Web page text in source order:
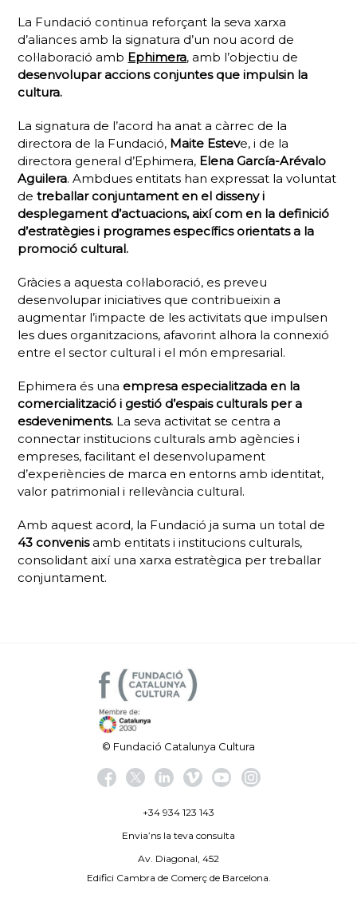
La Fundació continua reforçant la seva xarxa
d’aliances amb la signatura d’un nou acord de
col·laboració amb Ephimera, amb l’objectiu de
desenvolupar accions conjuntes que impulsin la
cultura.
La signatura de l’acord ha anat a càrrec de la
directora de la Fundació, Maite Esteve, i de la
directora general d’Ephimera, Elena García-Arévalo
Aguilera. Ambdues entitats han expressat la voluntat
detreballar conjuntament en el disseny i
desplegament d’actuacions, així com en la definició
d’estratègies i programes específics orientats a la
promoció cultural.
Gràcies a aquesta col·laboració, es preveu
desenvolupar iniciatives que contribueixin a
augmentar l’impacte de les activitats que impulsen
les dues organitzacions, afavorint alhora la connexió
entre el sector cultural i el món empresarial.
Ephimera és una empresa especialitzada en la
comercialització i gestió d’espais culturals per a
esdeveniments. La seva activitat se centra a
connectar institucions culturals amb agències i
empreses, facilitant el desenvolupament
d’experiències de marca en entorns amb identitat,
valor patrimonial i rellevància cultural.
Amb aquest acord, la Fundació ja suma un total de
43 convenisamb entitats i institucions culturals,
consolidant així una xarxa estratègica per treballar
conjuntament.
© Fundació Catalunya Cultura
+34 934 123 143
Envia’ns la teva consulta
Av. Diagonal, 452
Edifici Cambra de Comerç de Barcelona.